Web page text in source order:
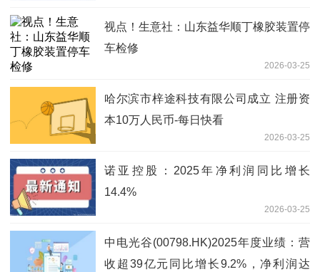
视点！生意社：山东益华顺丁橡胶装置停
车检修
2026-03-25
哈尔滨市梓途科技有限公司成立 注册资
本10万人民币-每日快看
2026-03-25
诺亚控股：2025年净利润同比增长
14.4%
2026-03-25
中电光谷(00798.HK)2025年度业绩：营
收超39亿元同比增长9.2%，净利润达